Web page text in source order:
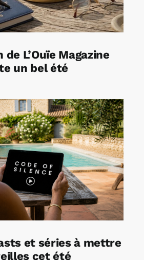
L’Ouïe Magazine
un bel été
et séries à mettre
cet été